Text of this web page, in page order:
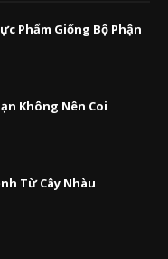
Phẩm Giống Bộ Phận
Không Nên Coi
Từ Cây Nhàu